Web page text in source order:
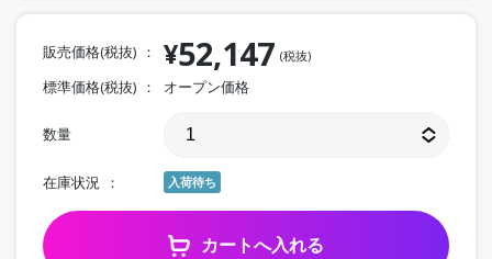
販売価格(税抜) ¥52,147 (税抜)
標準価格(税抜) オープン価格
数量
在庫状況 入荷待ち
カートへ入れる